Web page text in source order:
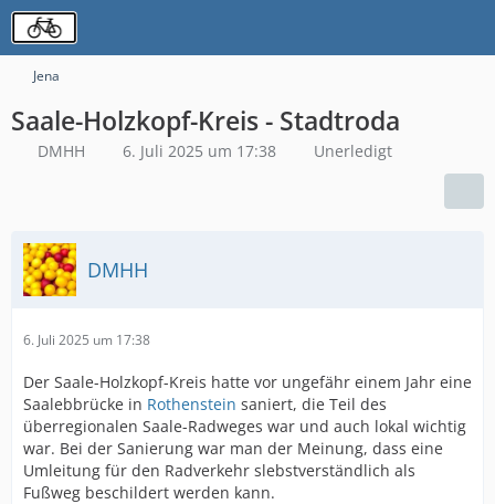
Jena
Saale-Holzkopf-Kreis - Stadtroda
DMHH 6. Juli 2025 um 17:38 Unerledigt
DMHH
6. Juli 2025 um 17:38
Der Saale-Holzkopf-Kreis hatte vor ungefähr einem Jahr eine
Saalebbrücke in Rothenstein saniert, die Teil des
überregionalen Saale-Radweges war und auch lokal wichtig
war. Bei der Sanierung war man der Meinung, dass eine
Umleitung für den Radverkehr slebstverständlich als
Fußweg beschildert werden kann.